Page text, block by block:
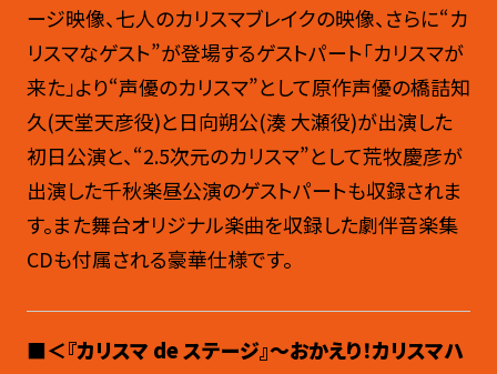
ージ映像、七人のカリスマブレイクの映像、さらに“カ
リスマなゲスト”が登場するゲストパート「カリスマが
来た」より“声優のカリスマ”として原作声優の橋詰知
久(天堂天彦役)と日向朔公(湊 大瀬役)が出演した
初日公演と、“2.5次元のカリスマ”として荒牧慶彦が
出演した千秋楽昼公演のゲストパートも収録されま
す。また舞台オリジナル楽曲を収録した劇伴音楽集
CDも付属される豪華仕様です。
■＜『カリスマ de ステージ』〜おかえり！カリスマハ